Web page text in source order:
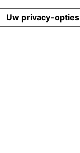
Uw privacy-opties